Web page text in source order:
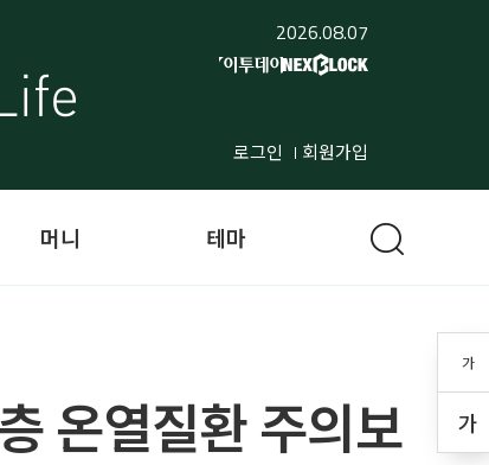
2026.08.07
로그인 회원가입
가
가
머니 테마
온열질환 주의보